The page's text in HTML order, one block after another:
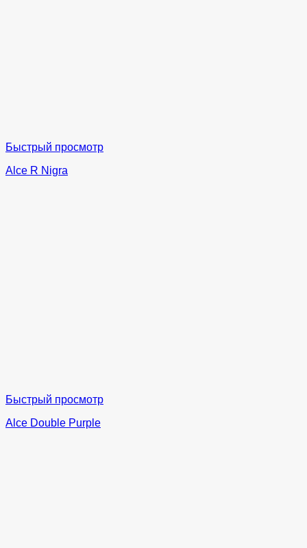
Быстрый просмотр
Alce R Nigra
Быстрый просмотр
Alce Double Purple